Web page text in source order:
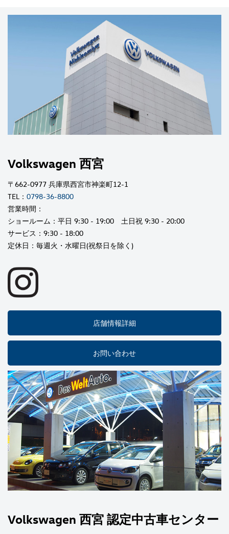
Volkswagen 西宮
〒662-0977 兵庫県西宮市神楽町12-1
TEL： 0798-36-8800
営業時間：
ショールーム：平日 9:30 - 19:00 土日祝 9:30 - 20:00
サービス：9:30 - 18:00
定休日：毎週火・水曜日(祝祭日を除く)
店舗情報詳細
お問い合わせ
Volkswagen 西宮 認定中古車センター